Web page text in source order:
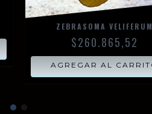
ZEBRASOMA VELIFERUM
$260.865,52